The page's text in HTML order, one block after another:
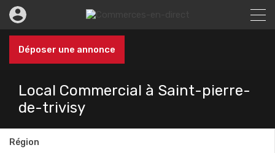
Déposer une annonce
Local Commercial à Saint-pierre-
de-trivisy
Région